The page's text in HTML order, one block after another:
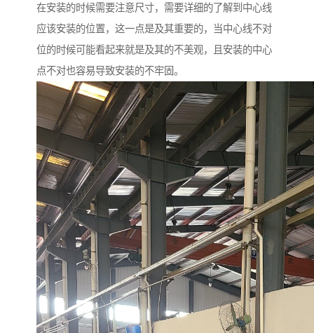
在安装的时候需要注意尺寸，需要详细的了解到中心线
应该安装的位置，这一点是及其重要的，当中心线不对
位的时候可能看起来就是及其的不美观，且安装的中心
点不对也容易导致安装的不牢固。